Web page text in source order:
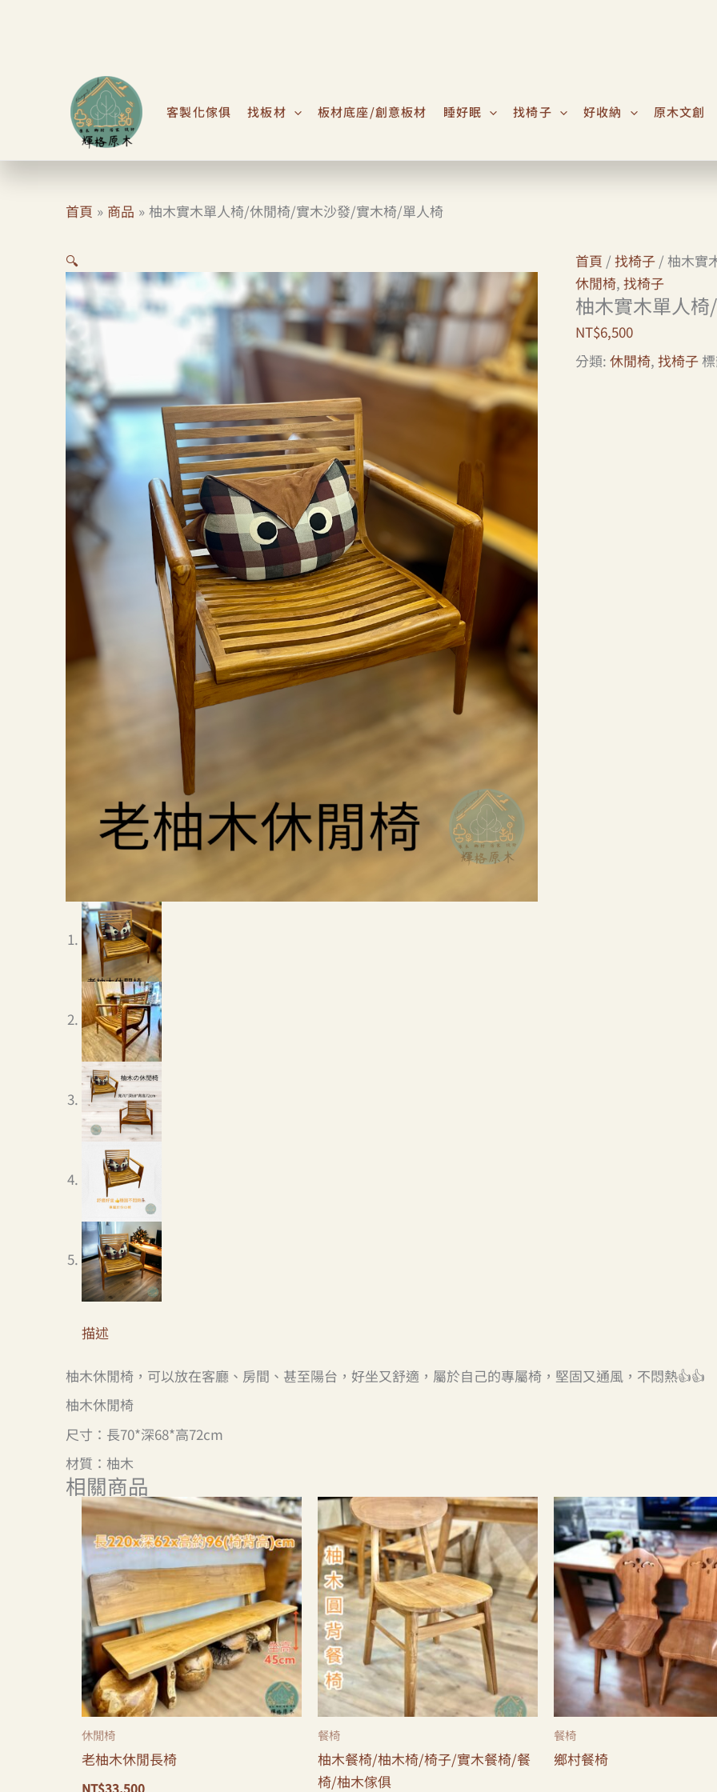
客製化傢俱 找板材 板材底座/創意板材 睡好眠 找椅子 好收納 原木文創
首頁 商品 柚木實木單人椅/休閒椅/實木沙發/實木椅/單人椅
🔍 首頁 /找椅子 / 柚木實
休閒椅,找椅子
柚木實木單人
NT$6,500
分類:休閒椅,找椅子
描述
柚木休閒椅，可以放在客廳、房間、甚至陽台，好坐又舒適，屬於自己的專屬椅，堅固又通風，不悶熱👍👍
柚木休閒椅
尺寸：長70*深68*高72cm
材質：柚木
相關商品
休閒椅
老柚木休閒長椅
NT$33,500
餐椅
柚木餐椅/柚木椅/椅子/實木餐椅/餐
椅/柚木傢俱
餐椅
鄉村餐椅
椅/
椅/
人
數